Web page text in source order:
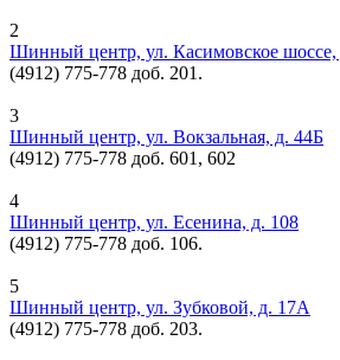
2
Шинный центр, ул. Касимовское шоссе,
(4912) 775-778 доб. 201.
3
Шинный центр, ул. Вокзальная, д. 44Б
(4912) 775-778 доб. 601, 602
4
Шинный центр, ул. Есенина, д. 108
(4912) 775-778 доб. 106.
5
Шинный центр, ул. Зубковой, д. 17А
(4912) 775-778 доб. 203.